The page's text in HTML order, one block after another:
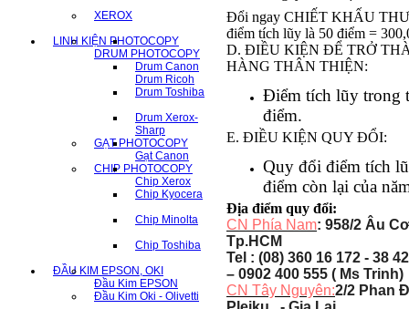
XEROX
LINH KIỆN PHOTOCOPY
DRUM PHOTOCOPY
Drum Canon
Drum Ricoh
Drum Toshiba
Drum Xerox-
Sharp
GẠT PHOTOCOPY
Gạt Canon
CHIP PHOTOCOPY
Chip Xerox
Chip Kyocera
Chip Minolta
Chip Toshiba
ĐẦU KIM EPSON, OKI
Đầu Kim EPSON
Đầu Kim Oki - Olivetti
Đổi ngay CHIẾT KHẤU
điểm tích lũy là 50 điểm =
D. ĐIỀU KIỆN ĐỂ TRỞ
HÀNG THÂN THIỆN:
Điểm tích lũy trong
điểm.
E. ĐIỀU KIỆN QUY ĐỔI:
Quy đổi điểm tích
điểm còn lại của
Địa điểm quy đổi:
CN Phía Nam: 958/2 Âu
Tp.HCM
Tel : (08) 360 16 172 - 38
– 0902 400 555 ( Ms Trinh)
CN Tây Nguyên:2/2 Phan